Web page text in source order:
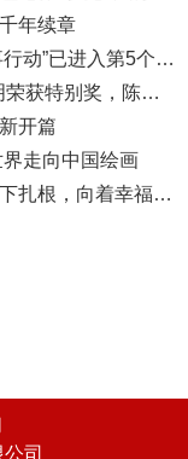
年续章
· 2026年4月23日俄罗斯发动的“特别军事行动”已进入第5个年头，俄乌局势最新综述
· 2025北京文艺网诗人奖：98岁诗人向明荣获特别奖，陈东东荣获诗人奖，茱萸荣获年度诗人奖！
开篇
走向中国绘画
· 国际安徒生奖得主蔡皋加拿大演讲：向下扎根，向着幸福奔跑
司